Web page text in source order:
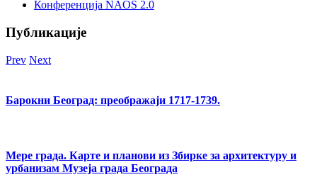
Конференција NAOS 2.0
Публикације
Prev Next
Барокни Београд: преображаји 1717-1739.
Мере града. Карте и планови из Збирке за архитектуру и
урбанизам Музеја града Београда